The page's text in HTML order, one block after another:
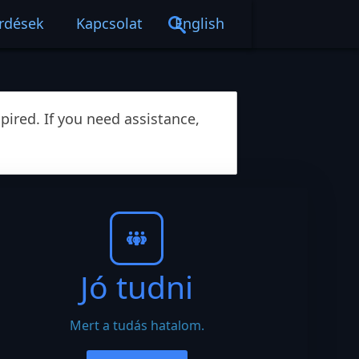
Kapcsolat English
If you need assistance,
Jó tudni
Mert a tudás hatalom.